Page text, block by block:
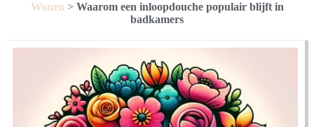
Wonen > Waarom een inloopdouche populair blijft in
badkamers